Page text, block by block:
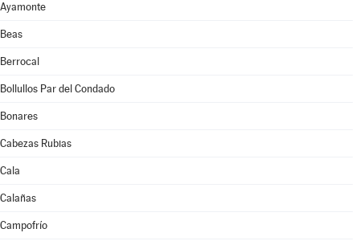
Ayamonte
Beas
Berrocal
Bollullos Par del Condado
Bonares
Cabezas Rubias
Cala
Calañas
Campofrío